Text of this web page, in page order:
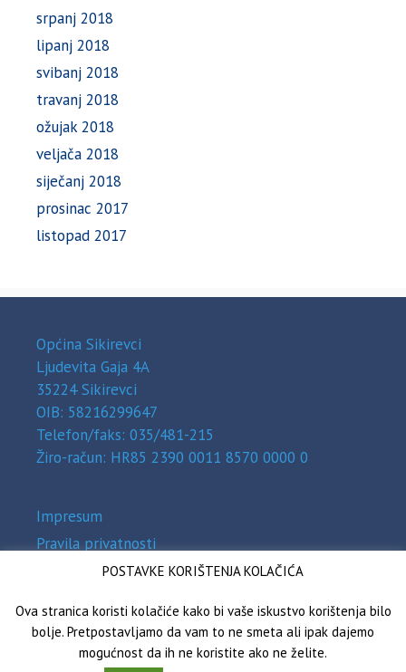
srpanj 2018
lipanj 2018
svibanj 2018
travanj 2018
ožujak 2018
veljača 2018
siječanj 2018
prosinac 2017
listopad 2017
Općina Sikirevci
Ljudevita Gaja 4A
35224 Sikirevci
OIB: 58216299647
Telefon/faks: 035/481-215
Žiro-račun: HR85 2390 0011 8570 0000 0
Impresum
Pravila privatnosti
Zaštita osobnih podataka (GDPR)
POSTAVKE KORIŠTENJA KOLAČIĆA
Ova stranica koristi kolačiće kako bi vaše iskustvo korištenja bilo
bolje. Pretpostavljamo da vam to ne smeta ali ipak dajemo
mogućnost da ih ne koristite ako ne želite.